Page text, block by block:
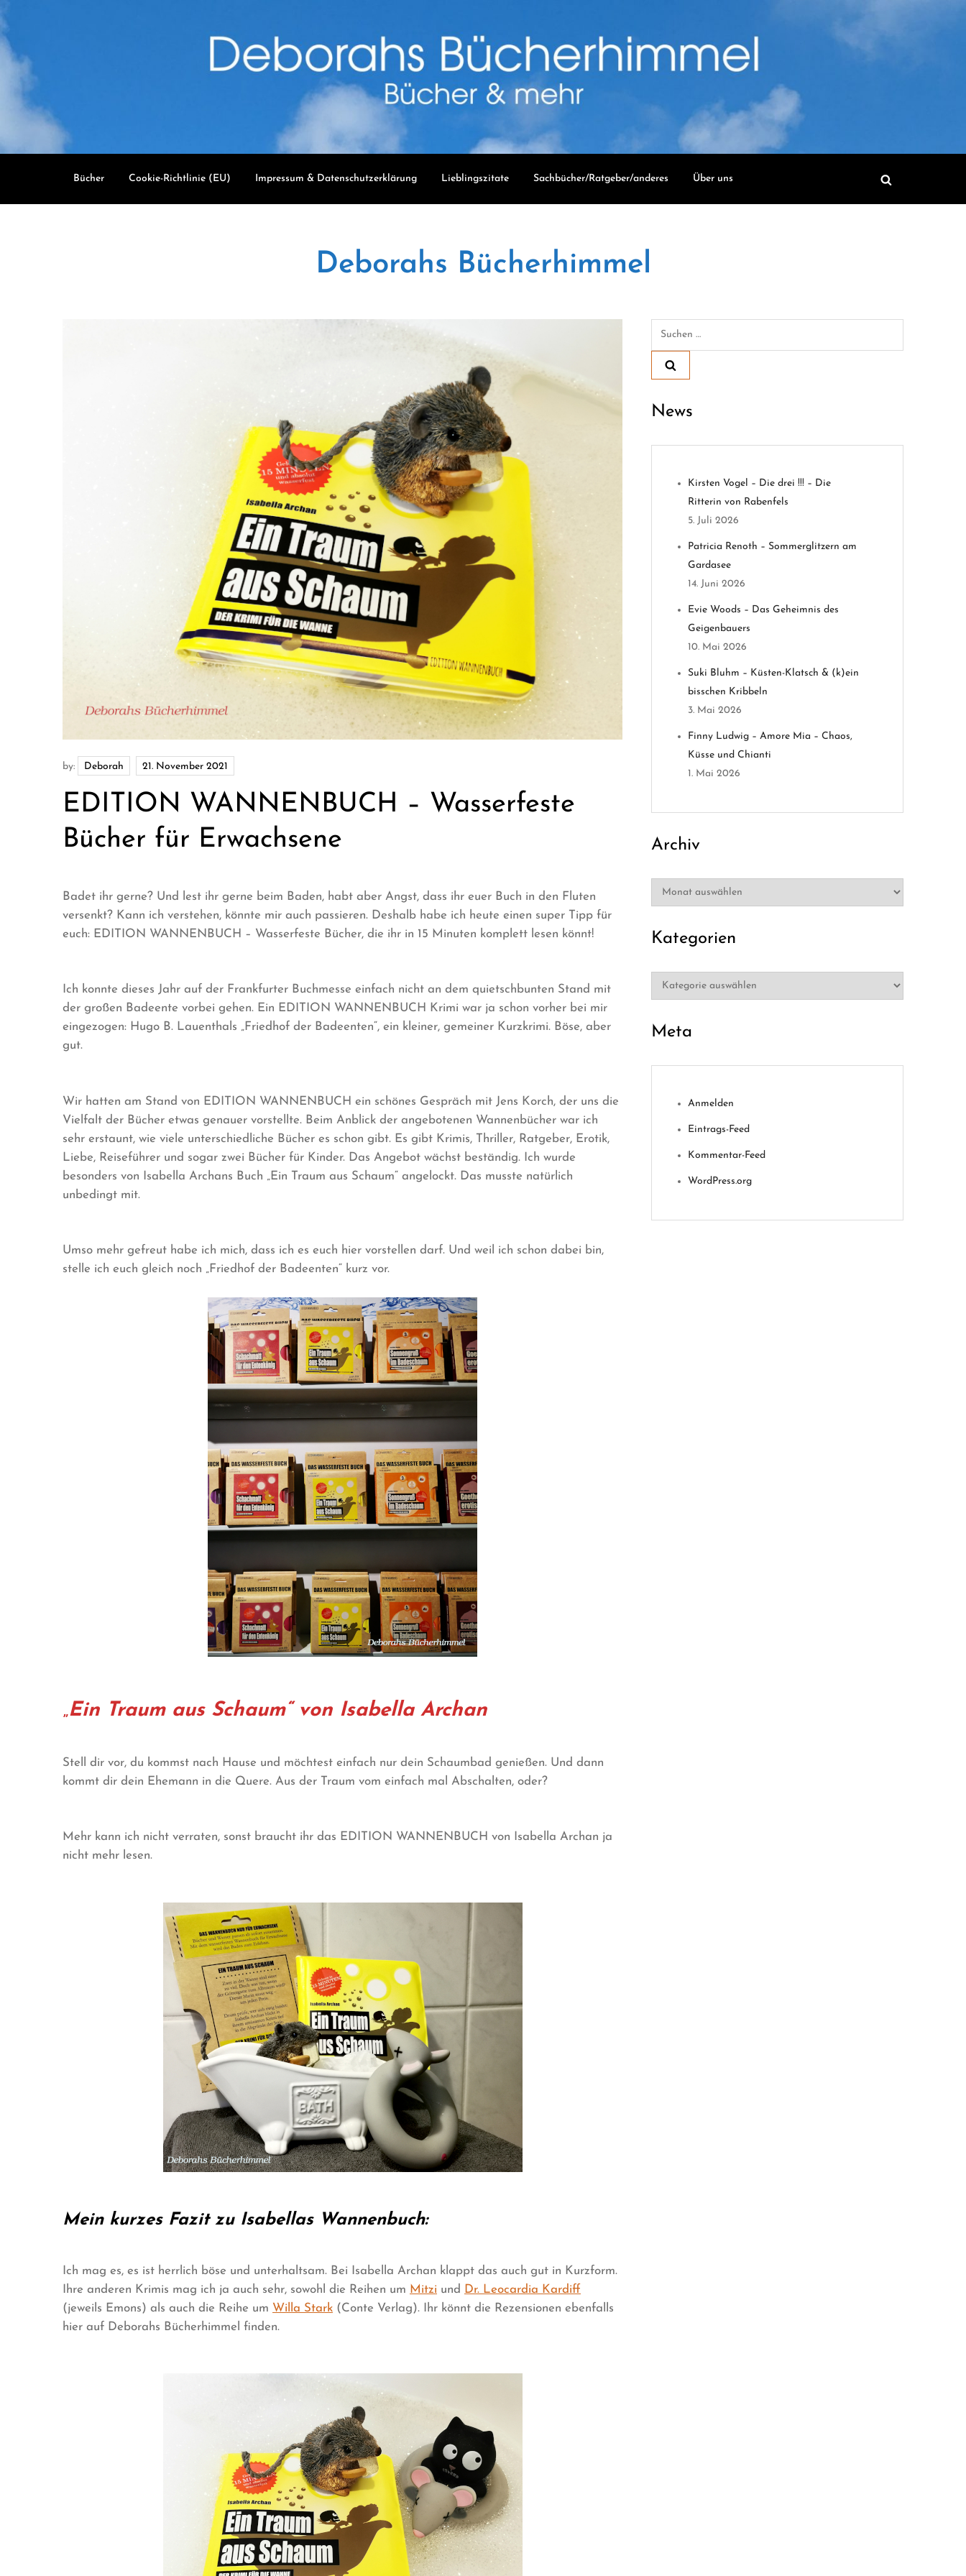
content
Bücher Cookie-Richtlinie (EU) Impressum & Datenschutzerklärung Lieblingszitate Sachbücher/Ratgeber/anderes Über uns
Deborahs Bücherhimmel
by: Deborah
EDITION WANNENBUCH – Wasserfeste
Bücher für Erwachsene
Badet ihr gerne? Und lest ihr gerne beim Baden, habt aber Angst, dass ihr euer Buch in den Fluten
versenkt? Kann ich verstehen, könnte mir auch passieren. Deshalb habe ich heute einen super Tipp für
euch: EDITION WANNENBUCH – Wasserfeste Bücher, die ihr in 15 Minuten komplett lesen könnt!
Ich konnte dieses Jahr auf der Frankfurter Buchmesse einfach nicht an dem quietschbunten Stand mit
der großen Badeente vorbei gehen. Ein EDITION WANNENBUCH Krimi war ja schon vorher bei mir
eingezogen: Hugo B. Lauenthals „Friedhof der Badeenten“, ein kleiner, gemeiner Kurzkrimi. Böse, aber
gut.
Wir hatten am Stand von EDITION WANNENBUCH ein schönes Gespräch mit Jens Korch, der uns die
Vielfalt der Bücher etwas genauer vorstellte. Beim Anblick der angebotenen Wannenbücher war ich
sehr erstaunt, wie viele unterschiedliche Bücher es schon gibt. Es gibt Krimis, Thriller, Ratgeber, Erotik,
Liebe, Reiseführer und sogar zwei Bücher für Kinder. Das Angebot wächst beständig. Ich wurde
besonders von Isabella Archans Buch „Ein Traum aus Schaum“ angelockt. Das musste natürlich
unbedingt mit.
Umso mehr gefreut habe ich mich, dass ich es euch hier vorstellen darf. Und weil ich schon dabei bin,
stelle ich euch gleich noch „Friedhof der Badeenten“ kurz vor.
„Ein Traum aus Schaum“ von Isabella Archan
Stell dir vor, du kommst nach Hause und möchtest einfach nur dein Schaumbad genießen. Und dann
kommt dir dein Ehemann in die Quere. Aus der Traum vom einfach mal Abschalten, oder?
Mehr kann ich nicht verraten, sonst braucht ihr das EDITION WANNENBUCH von Isabella Archan ja
nicht mehr lesen.
Mein kurzes Fazit zu Isabellas Wannenbuch:
Ich mag es, es ist herrlich böse und unterhaltsam. Bei Isabella Archan klappt das auch gut in Kurzform.
Ihre anderen Krimis mag ich ja auch sehr, sowohl die Reihen um Mitzi und
Dr. Leocardia Kardiff
(jeweils Emons) als auch die Reihe um Willa Stark (Conte Verlag). Ihr könnt die Rezensionen ebenfalls
hier auf Deborahs Bücherhimmel finden.
Suchen
News
Kirsten Vogel – Die drei !!! – Die
Ritterin von Rabenfels
5. Juli 2026
Patricia Renoth – Sommerglitzern am
Gardasee
14. Juni 2026
Evie Woods – Das Geheimnis des
Geigenbauers
10. Mai 2026
Suki Bluhm – Küsten-Klatsch & (k)ein
bisschen Kribbeln
3. Mai 2026
Finny Ludwig – Amore Mia – Chaos,
Küsse und Chianti
1. Mai 2026
Archiv
Archiv
Kategorien
Kategorien
Meta
Anmelden
Eintrags-Feed
Kommentar-Feed
WordPress.org